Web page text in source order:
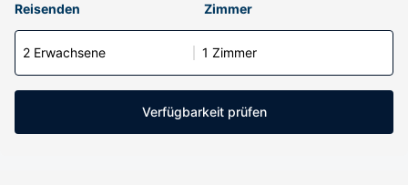
Reisenden Zimmer
2 Erwachsene 1 Zimmer
Verfügbarkeit prüfen